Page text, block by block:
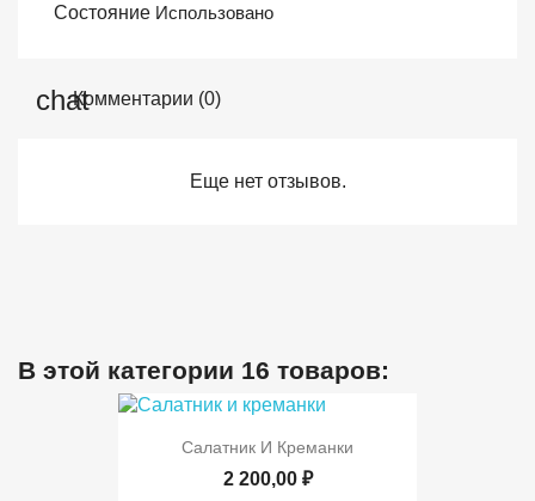
Состояние Использовано
Комментарии (0)
Еще нет отзывов.
В этой категории 16 товаров:
Салатник И Креманки
2 200,00 ₽